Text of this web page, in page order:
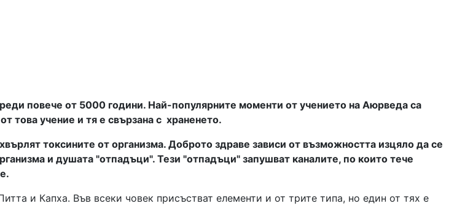
повече от 5000 години. Най-популярните моменти от учението на Аюрведа са
това учение и тя е свързана с храненето.
токсините от организма. Доброто здраве зависи от възможността изцяло да се
и душата "отпадъци". Тези "отпадъци" запушват каналите, по които тече
и Капха. Във всеки човек присъстват елементи и от трите типа, но един от тях е